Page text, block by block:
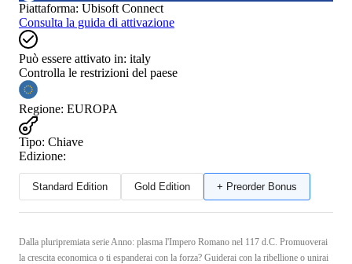
Piattaforma: Ubisoft Connect
Consulta la guida di attivazione
Può essere attivato in: italy
Controlla le restrizioni del paese
Regione: EUROPA
Tipo: Chiave
Edizione:
Standard Edition Gold Edition + Preorder Bonus
Dalla pluripremiata serie Anno: plasma l'Impero Romano nel 117 d.C. Promuoverai
la crescita economica o ti espanderai con la forza? Guiderai con la ribellione o unirai